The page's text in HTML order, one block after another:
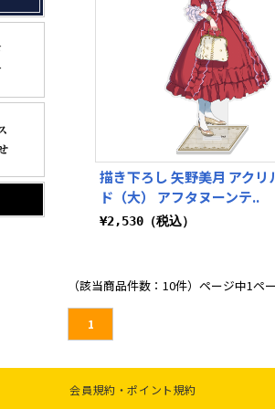
描き下ろし 矢野美月 アクリ
ド（大） アフタヌーンテ..
¥2,530（税込）
（該当商品件数：10件）ページ中1ペ
1
会員規約・ポイント規約